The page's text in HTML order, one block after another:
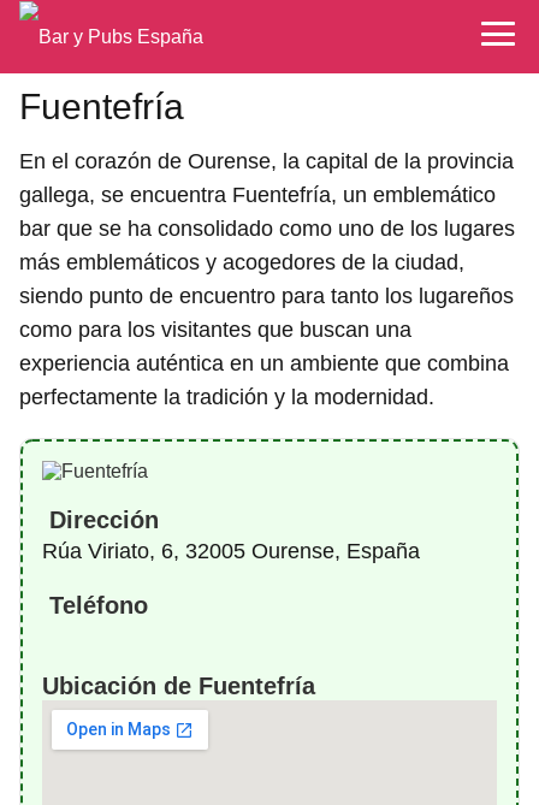
Fuentefría
En el corazón de Ourense, la capital de la provincia
gallega, se encuentra Fuentefría, un emblemático
bar que se ha consolidado como uno de los lugares
más emblemáticos y acogedores de la ciudad,
siendo punto de encuentro para tanto los lugareños
como para los visitantes que buscan una
experiencia auténtica en un ambiente que combina
perfectamente la tradición y la modernidad.
Dirección
Rúa Viriato, 6, 32005 Ourense, España
Teléfono
Ubicación de Fuentefría